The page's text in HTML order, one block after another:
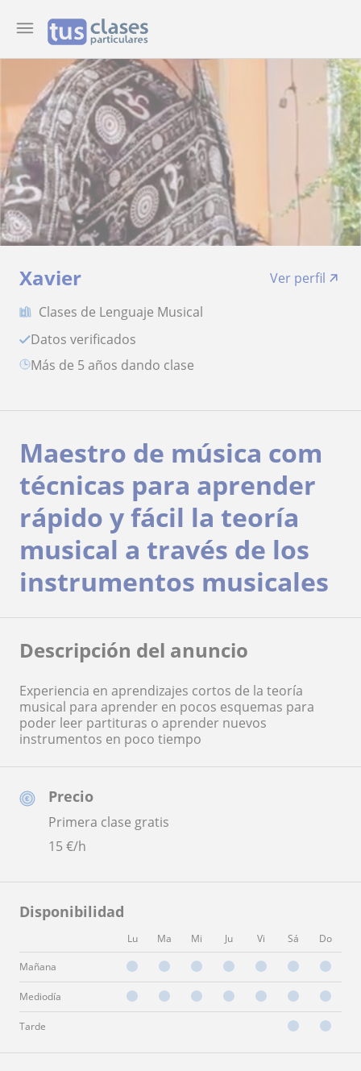
Xavier
Ver perfil
Clases de Lenguaje Musical
Datos verificados
más de 5 años dando clase
Precio
Primera clase gratis
15€/h
Disponibilidad
Lu Ma Mi Ju Vi Sá Do
Mañana
Mediodía
Tarde
Maestro de música com
técnicas para aprender
rápido y fácil la teoría
musical a través de los
instrumentos musicales
Descripción del anuncio
Experiencia en aprendizajes cortos de la teoría
musical para aprender en pocos esquemas para
poder leer partituras o aprender nuevos
instrumentos en poco tiempo